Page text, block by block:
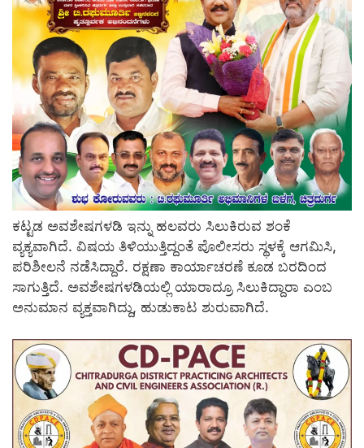
ಕಟ್ಟಡ ಅವಶೇಷಗಳಡಿ ಇನ್ನು ಹಲವರು ಸಿಲುಕಿರುವ ಶಂಕೆ
ವ್ಯಕ್ಯವಾಗಿದೆ. ವಿಷಯ ತಿಳಿಯುತ್ತಿದ್ದಂತೆ ಪೊಲೀಸರು ಸ್ಥಳಕ್ಕೆ ಆಗಮಿಸಿ,
ಪರಿಶೀಲನೆ ನಡೆಸಿದ್ದಾರೆ. ರಕ್ಷಣಾ ಕಾರ್ಯಾಚರಣೆ ಕೂಡ ಬರದಿಂದ
ಸಾಗುತ್ತಿದೆ. ಅವಶೇಷಗಳಡಿಯಲ್ಲಿ ಯಾರಾದ್ರೂ ಸಿಲುಕಿದ್ದಾರಾ ಎಂಬ
ಅನುಮಾನ ವ್ಯಕ್ತವಾಗಿದ್ದು, ಹುಡುಕಾಟ ಶುರುವಾಗಿದೆ.